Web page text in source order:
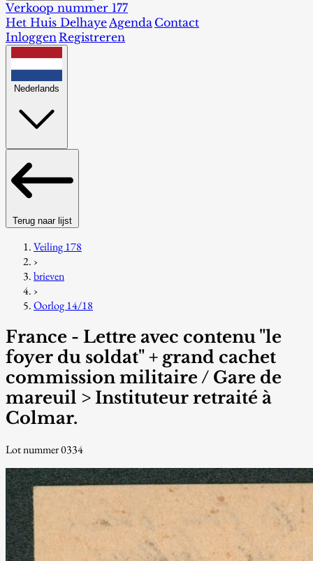
Verkoop nummer 177
Het Huis DelhayeAgenda Contact
InloggenRegistreren
Nederlands
Terug naar lijst
Veiling 178
›
brieven
›
Oorlog 14/18
France - Lettre avec contenu "le
foyer du soldat" + grand cachet
commission militaire / Gare de
mareuil > Instituteur retraité à
Colmar.
Lot nummer 0334